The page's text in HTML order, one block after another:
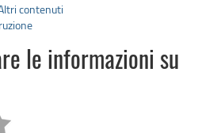
contenuti
le informazioni su